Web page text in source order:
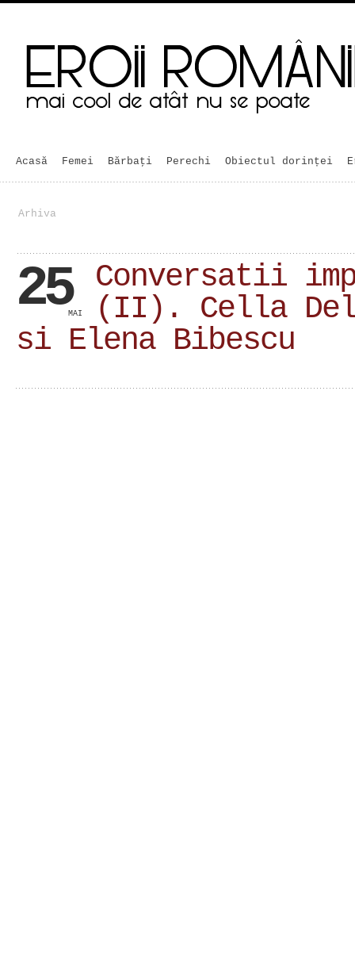
Acasă Femei Bărbaţi Perechi Obiectul dorinței
Arhiva
25MAI
Conversatii
(II). Cella
si Elena Bibescu